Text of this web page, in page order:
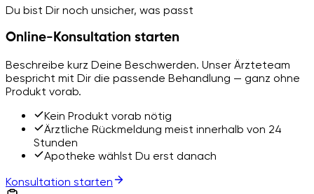
Du bist Dir noch unsicher, was passt
Online-Konsultation starten
Beschreibe kurz Deine Beschwerden. Unser Ärzteteam
bespricht mit Dir die passende Behandlung — ganz ohne
Produkt vorab.
Kein Produkt vorab nötig
Ärztliche Rückmeldung meist innerhalb von 24
Stunden
Apotheke wählst Du erst danach
Konsultation starten